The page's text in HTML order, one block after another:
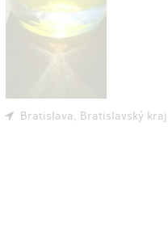
Bratislava, Bratislavský